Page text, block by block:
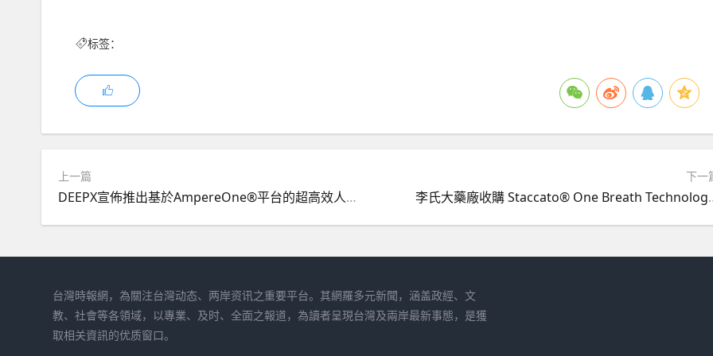
标签：
上一篇
DEEPX宣佈推出基於AmpereOne®平台的超高效人工智能視頻分析解決方案
下一
李氏大藥廠收購 Staccato® One
台灣時報網，為關注台灣动态、两岸资讯之重要平台。其網羅多元新聞，涵盖政經、文
教、社會等各領域，以專業、及时、全面之報道，為讀者呈現台灣及兩岸最新事態，是獲
取相关資訊的优质窗口。